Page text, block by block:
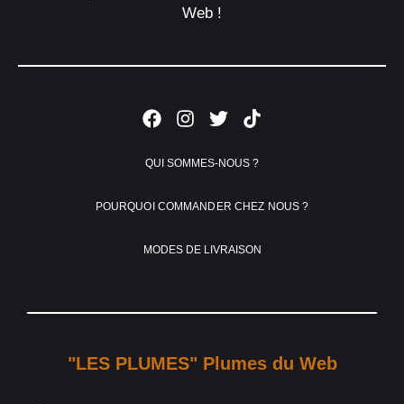
Web !
QUI SOMMES-NOUS ?
POURQUOI COMMANDER CHEZ NOUS ?
MODES DE LIVRAISON
"LES PLUMES" Plumes du Web